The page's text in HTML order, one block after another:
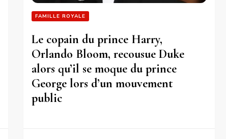
FAMILLE ROYALE
Le copain du prince Harry,
Orlando Bloom, recousue Duke
alors qu’il se moque du prince
George lors d’un mouvement
public